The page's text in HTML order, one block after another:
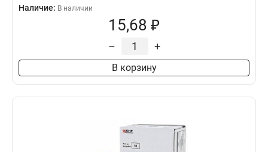
Наличие: В наличии
15,68 ₽
– +
В корзину